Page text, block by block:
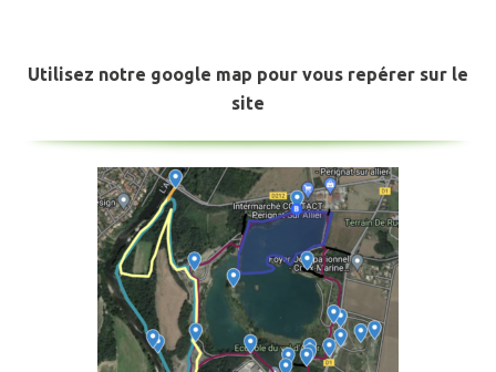
Utilisez notre google map pour vous repérer sur le
site